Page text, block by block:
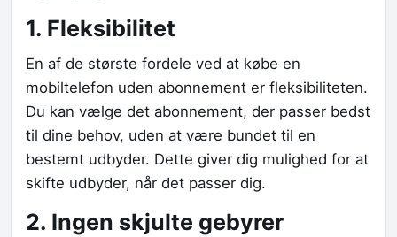
1. Fleksibilitet
En af de største fordele ved at købe en
mobiltelefon uden abonnement er fleksibiliteten.
Du kan vælge det abonnement, der passer bedst
til dine behov, uden at være bundet til en
bestemt udbyder. Dette giver dig mulighed for at
skifte udbyder, når det passer dig.
2. Ingen skjulte gebyrer